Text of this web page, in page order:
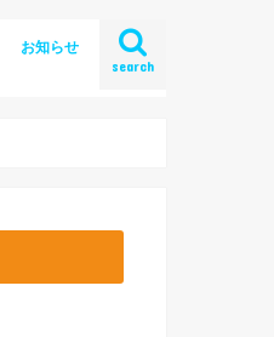
search
お知らせ